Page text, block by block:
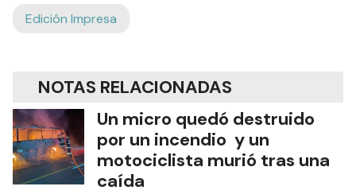
Edición Impresa
NOTAS RELACIONADAS
Un micro quedó destruido
por un incendio y un
motociclista murió tras una
caída